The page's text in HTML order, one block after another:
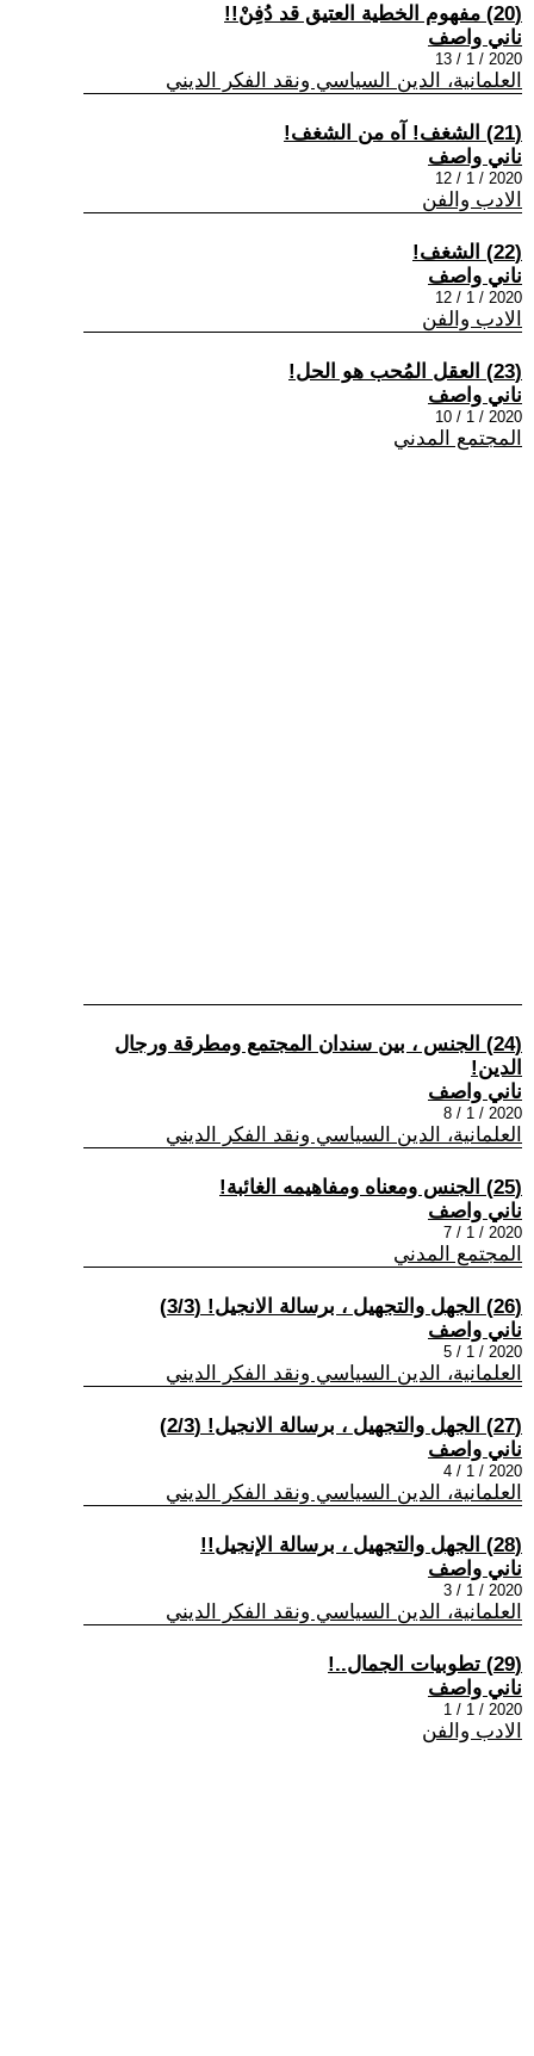
(20) مفهوم الخطية العتيق قد دُفِنْ!!
ناني واصف
2020 / 1 / 13
العلمانية، الدين السياسي ونقد الفكر الديني
(21) الشغف! آه من الشغف!
ناني واصف
2020 / 1 / 12
الادب والفن
(22) الشغف!
ناني واصف
2020 / 1 / 12
الادب والفن
(23) العقل المُحب هو الحل!
ناني واصف
2020 / 1 / 10
المجتمع المدني
(24) الجنس ، بين سندان المجتمع ومطرقة ورجال
الدين!
ناني واصف
2020 / 1 / 8
العلمانية، الدين السياسي ونقد الفكر الديني
(25) الجنس ومعناه ومفاهيمه الغائبة!
ناني واصف
2020 / 1 / 7
المجتمع المدني
(26) الجهل والتجهيل ، برسالة الانجيل! (3/3)
ناني واصف
2020 / 1 / 5
العلمانية، الدين السياسي ونقد الفكر الديني
(27) الجهل والتجهيل ، برسالة الانجيل! (2/3)
ناني واصف
2020 / 1 / 4
العلمانية، الدين السياسي ونقد الفكر الديني
(28) الجهل والتجهيل ، برسالة الإنجيل!!
ناني واصف
2020 / 1 / 3
العلمانية، الدين السياسي ونقد الفكر الديني
(29) تطوبيات الجمال..!
ناني واصف
2020 / 1 / 1
الادب والفن